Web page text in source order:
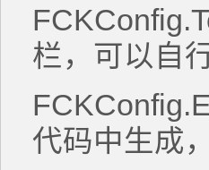
栏，可以自
代码中生成